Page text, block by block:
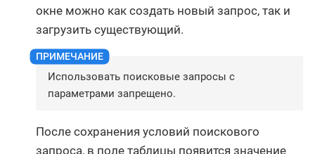
окне можно как создать новый запрос, так и
загрузить существующий.
Использовать поисковые запросы с
параметрами запрещено.
После сохранения условий поискового
запроса, в поле таблицы появится значение